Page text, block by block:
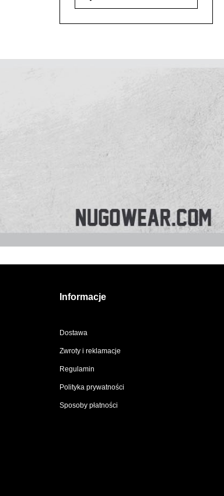
Informacje
Dostawa
Zwroty i reklamacje
Regulamin
Polityka prywatności
Sposoby płatności